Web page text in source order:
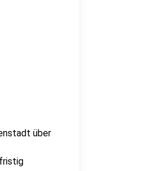
über